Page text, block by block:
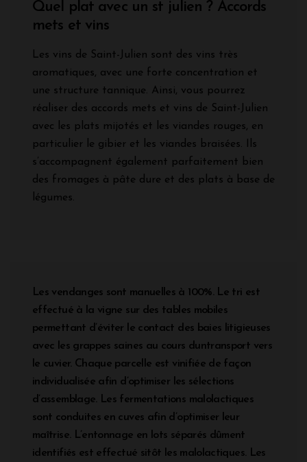
Quel plat avec un st julien ? Accords
mets et vins
Les vins de Saint-Julien sont des vins très
aromatiques, avec une forte concentration et
une structure tannique. Ainsi, vous pourrez
réaliser des accords mets et vins de Saint-Julien
avec les plats mijotés et les viandes rouges, en
particulier le gibier et les viandes braisées. Ils
s’accompagnent également parfaitement bien
des fromages à pâte dure et des plats à base de
légumes.
Les vendanges sont manuelles à 100%. Le tri est
effectué à la vigne sur des tables mobiles
permettant d’éviter le contact des baies litigieuses
avec les grappes saines au cours duntransport vers
le cuvier. Chaque parcelle est vinifiée de façon
individualisée afin d’optimiser les sélections
d’assemblage. Les fermentations malolactiques
sont conduites en cuves afin d’optimiser leur
maîtrise. L’entonnage en lots séparés dûment
identifiés est effectué sitôt les malolactiques. Les